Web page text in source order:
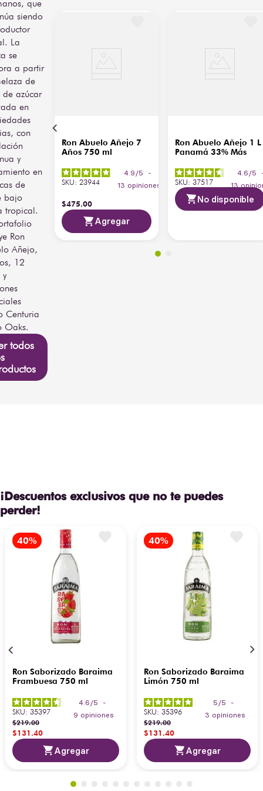
refleja el estilo elegante
del ron panameño.
Perfecto para disfrutarse
solo, con hielo o en
cócteles tradicionales
como Cuba Libre o Old
Fashioned de ron. Se
recomienda servir
ligeramente fresco para
resaltar sus aromas y
acompañarlo con
chocolates, frutos secos o
postres de caramelo.
Añejo, Premium
que
siendo
La
se
a partir
de
de azúcar
en
con
y
en
de
bajo
tropical.
Ron
Añejo,
12
y
Centuria
Oaks.
todos
Ron Abuelo Añejo 7
Años 750 ml
4.9 /5
-
13 opiniones
SKU: 23944
$475.00
Agregar
Ron Abuelo Añejo 1 L
Panamá 33% Más
4.6 /5
13
SKU: 37517
No disponible
¡Descuentos exclusivos que no te puedes
perder!
Ron Saborizado Baraima
Frambuesa 750 ml
4.6 /5
-
9 opiniones
SKU: 35397
$219.00
$131.40
Agregar
Ron Saborizado Baraima
Limón 750 ml
5 /5
-
3 opiniones
SKU: 35396
$219.00
$131.40
Agregar